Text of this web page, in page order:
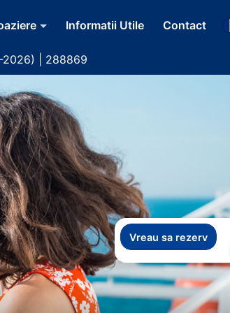
Informatii Utile Contact
2026) | 288869
Vreau sa rezerv